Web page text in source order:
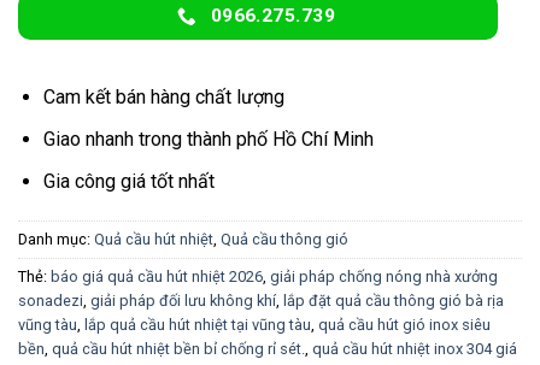
0966.275.739
Cam kết bán hàng chất lượng
Giao nhanh trong thành phố Hồ Chí Minh
Gia công giá tốt nhất
Danh mục: Quả cầu hút nhiệt, Quả cầu thông gió
Thẻ: báo giá quả cầu hút nhiệt 2026, giải pháp chống nóng nhà xưởng
sonadezi, giải pháp đối lưu không khí, lắp đặt quả cầu thông gió bà rịa
vũng tàu, lắp quả cầu hút nhiệt tại vũng tàu, quả cầu hút gió inox siêu
bền, quả cầu hút nhiệt bền bỉ chống rỉ sét., quả cầu hút nhiệt inox 304 giá